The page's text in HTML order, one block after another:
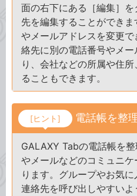
面の右下にある［編集］
先を編集することができ
やメールアドレスを変更
絡先に別の電話番号やメ
り、会社などの所属や住
ることもできます。
[ヒント] 電話帳を整
GALAXY Tabの電話帳を
やメールなどのコミュニ
ります。グループやお気に
連絡先を呼び出しやすいよ